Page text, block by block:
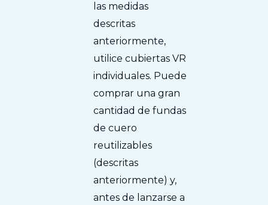
las medidas
descritas
anteriormente,
utilice cubiertas VR
individuales. Puede
comprar una gran
cantidad de fundas
de cuero
reutilizables
(descritas
anteriormente) y,
antes de lanzarse a